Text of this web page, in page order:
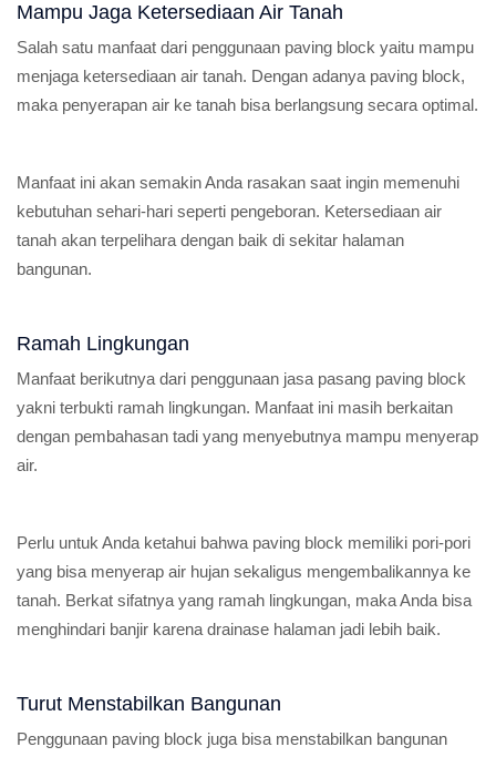
Mampu Jaga Ketersediaan Air Tanah
Salah satu manfaat dari penggunaan paving block yaitu mampu
menjaga ketersediaan air tanah. Dengan adanya paving block,
maka penyerapan air ke tanah bisa berlangsung secara optimal.
Manfaat ini akan semakin Anda rasakan saat ingin memenuhi
kebutuhan sehari-hari seperti pengeboran. Ketersediaan air
tanah akan terpelihara dengan baik di sekitar halaman
bangunan.
Ramah Lingkungan
Manfaat berikutnya dari penggunaan jasa pasang paving block
yakni terbukti ramah lingkungan. Manfaat ini masih berkaitan
dengan pembahasan tadi yang menyebutnya mampu menyerap
air.
Perlu untuk Anda ketahui bahwa paving block memiliki pori-pori
yang bisa menyerap air hujan sekaligus mengembalikannya ke
tanah. Berkat sifatnya yang ramah lingkungan, maka Anda bisa
menghindari banjir karena drainase halaman jadi lebih baik.
Turut Menstabilkan Bangunan
Penggunaan paving block juga bisa menstabilkan bangunan